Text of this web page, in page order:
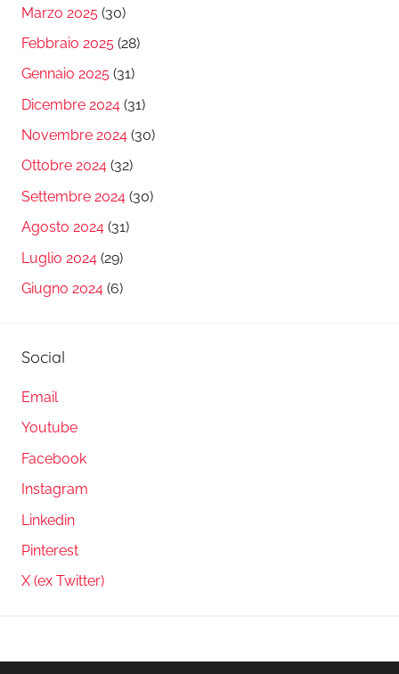
Marzo 2025 (30)
Febbraio 2025 (28)
Gennaio 2025 (31)
Dicembre 2024 (31)
Novembre 2024 (30)
Ottobre 2024 (32)
Settembre 2024 (30)
Agosto 2024 (31)
Luglio 2024 (29)
Giugno 2024 (6)
Social
Email
Youtube
Facebook
Instagram
Linkedin
Pinterest
X (ex Twitter)